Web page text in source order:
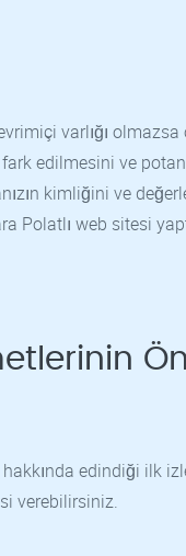
varlığı
edilmesini ve
kimliğini ve
Polatlı web sitesi
edindiği ilk
verebilirsiniz.